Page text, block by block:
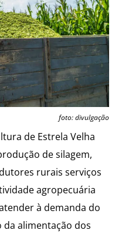
foto: divulgação
de Estrela Velha
de silagem,
rurais serviços
agropecuária
à demanda do
alimentação dos